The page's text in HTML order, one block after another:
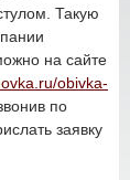
Такую
на сайте
obivka-
по
заявку